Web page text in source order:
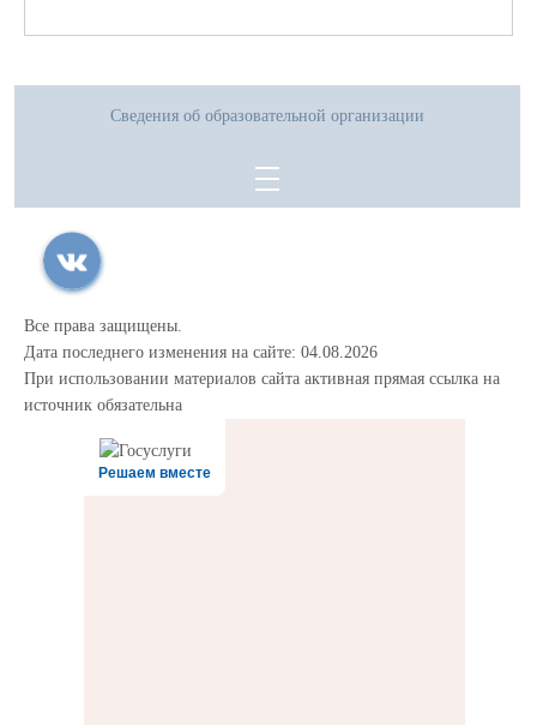
Сведения об образовательной организации
Все права защищены.
Дата последнего изменения на сайте: 04.08.2026
При использовании материалов сайта активная прямая ссылка на
источник обязательна
Решаем вместе